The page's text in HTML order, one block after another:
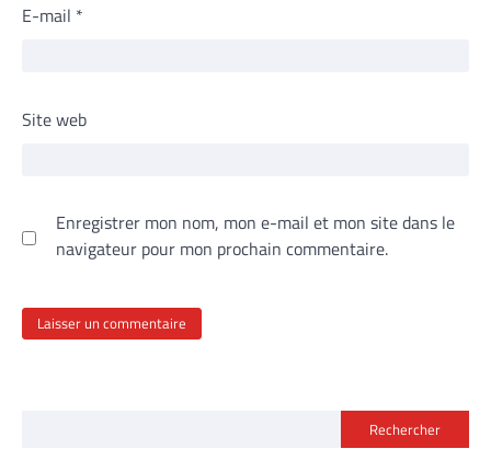
E-mail *
Site web
Enregistrer mon nom, mon e-mail et mon site dans le
navigateur pour mon prochain commentaire.
Rechercher